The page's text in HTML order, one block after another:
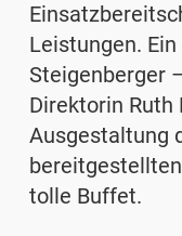
Leistungen.
Steigenberger
Direktorin Ruth
Ausgestaltung
tolle Buffet.